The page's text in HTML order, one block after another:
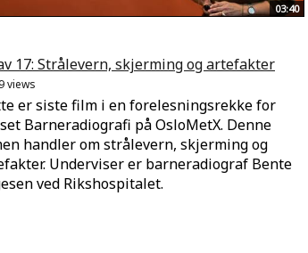
03:40
17: Strålevern, skjerming og artefakter
views
er siste film i en forelesningsrekke for
Barneradiografi på OsloMetX. Denne
handler om strålevern, skjerming og
Underviser er barneradiograf Bente
ved Rikshospitalet.